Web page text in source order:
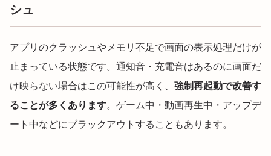
シュ
アプリのクラッシュやメモリ不足で画面の表示処理だけが
止まっている状態です。通知音・充電音はあるのに画面だ
け映らない場合はこの可能性が高く、 強制再起動で改善す
ることが多くあります。ゲーム中・動画再生中・アップデ
ート中などにブラックアウトすることもあります。